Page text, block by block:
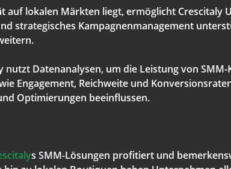
auf lokalen Märkten liegt, ermöglicht Crescitaly
strategisches Kampagnenmanagement
nutzt Datenanalysen, um die Leistung von
Engagement, Reichweite und
Optimierungen beeinflussen.
s SMM-Lösungen profitiert und